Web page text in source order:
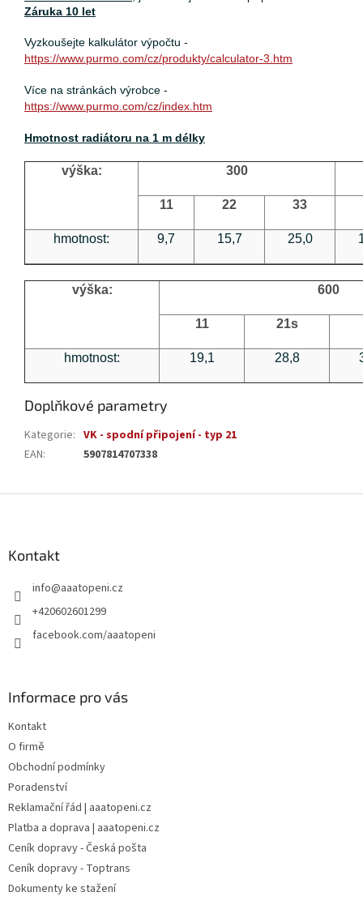
Záruka 10 let
Vyzkoušejte kalkulátor výpočtu -
https://www.purmo.com/cz/produkty/calculator-3.htm
Více na stránkách výrobce -
https://www.purmo.com/cz/index.htm
Hmotnost radiátoru na 1 m délky
výška: 300
11 22 33
hmotnost: 9,7 15,7 25,0
výška: 600
11 21s
hmotnost: 19,1 28,8
Doplňkové parametry
Kategorie: VK - spodní připojení - typ 21
EAN: 5907814707338
Kontakt
info@aaatopeni.cz
+420602601299
facebook.com/aaatopeni
Informace pro vás
Kontakt
O firmě
Obchodní podmínky
Poradenství
Reklamační řád | aaatopeni.cz
Platba a doprava | aaatopeni.cz
Ceník dopravy - Česká pošta
Ceník dopravy - Toptrans
Dokumenty ke stažení